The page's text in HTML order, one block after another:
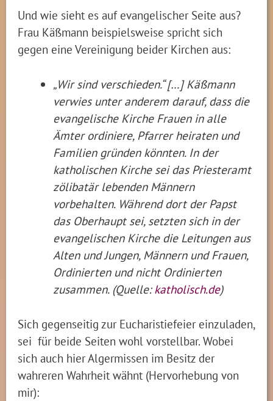
Und wie sieht es auf evangelischer Seite aus?
Frau Käßmann beispielsweise spricht sich
gegen eine Vereinigung beider Kirchen aus:
„Wir sind verschieden.“ […] Käßmann
verwies unter anderem darauf, dass die
evangelische Kirche Frauen in alle
Ämter ordiniere, Pfarrer heiraten und
Familien gründen könnten. In der
katholischen Kirche sei das Priesteramt
zölibatär lebenden Männern
vorbehalten. Während dort der Papst
das Oberhaupt sei, setzten sich in der
evangelischen Kirche die Leitungen aus
Alten und Jungen, Männern und Frauen,
Ordinierten und nicht Ordinierten
zusammen. (Quelle:katholisch.de)
Sich gegenseitig zur Eucharistiefeier einzuladen,
sei für beide Seiten wohl vorstellbar. Wobei
sich auch hier Algermissen im Besitz der
wahreren Wahrheit wähnt (Hervorhebung von
mir):